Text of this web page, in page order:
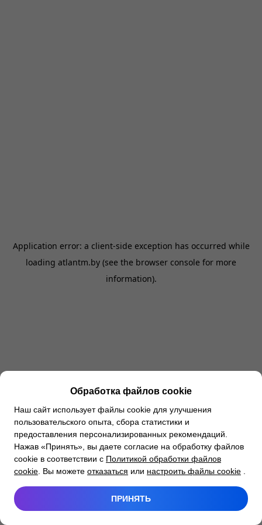
Application error: a client-side exception has occurred while
loading atlantm.by (see the browser console for more
information).
Обработка файлов cookie
Наш сайт использует файлы cookie для улучшения
пользовательского опыта, сбора статистики и
предоставления персонализированных рекомендаций.
Нажав «Принять», вы даете согласие на обработку файлов
cookie в соответствии с Политикой обработки файлов
cookie . Вы можете отказаться или настроить файлы cookie
ПРИНЯТЬ